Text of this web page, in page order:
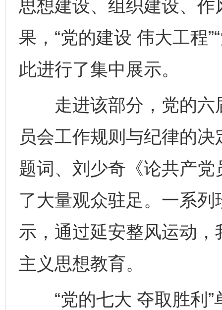
思想建设、组织建设、
果，“党的建设 伟大工程
此进行了集中展示。
走进该部分，党的六
员会工作规则与纪律的
题词、刘少奇《论共产
了大量观众驻足。一系
示，通过延安整风运动
主义思想教育。
“党的七大 夺取胜利”